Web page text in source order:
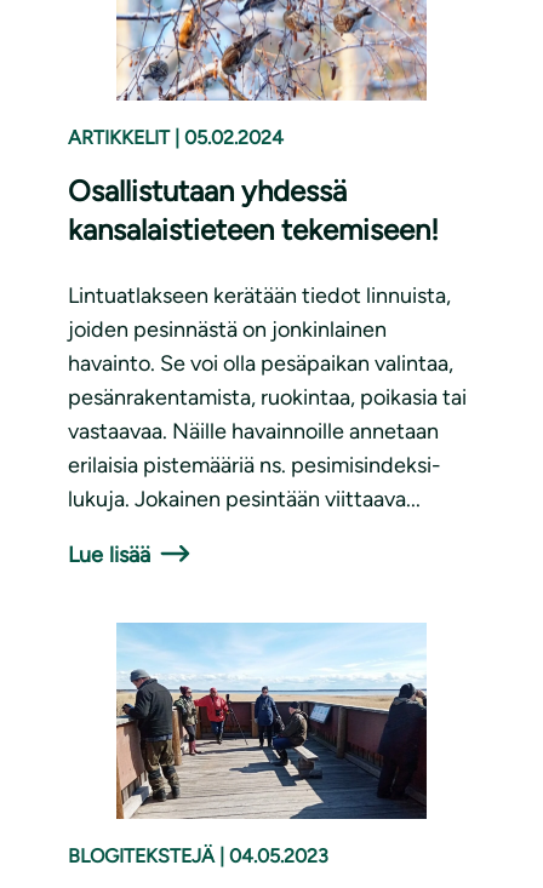
ARTIKKELIT 05.02.2024
Osallistutaan yhdessä
kansalaistieteen tekemiseen!
Lintuatlakseen kerätään tiedot linnuista,
joiden pesinnästä on jonkinlainen
havainto. Se voi olla pesäpaikan valintaa,
pesänrakentamista, ruokintaa, poikasia tai
vastaavaa. Näille havainnoille annetaan
erilaisia pistemääriä ns. pesimisindeksi-
lukuja. Jokainen pesintään viittaava...
Lue lisää
BLOGITEKSTEJÄ 04.05.2023